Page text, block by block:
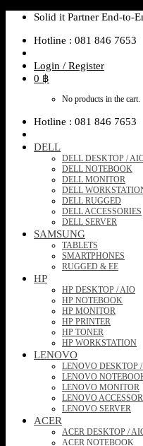
Skip
content
Solid it Partner End-to-
Hotline : 081 846 7653
Login / Register
0 ฿
No products in the cart.
Hotline : 081 846 7653
DELL
DELL DESKTOP /
DELL NOTEBOOK
DELL MONITOR
DELL
DELL RUGGED
DELL ACCESSORIES
DELL SERVER
SAMSUNG
TABLETS
SMARTPHONES
RUGGED & EE
HP
HP DESKTOP / AIO
HP NOTEBOOK
HP MONITOR
HP PRINTER
HP TONER
HP WORKSTATION
LENOVO
LENOVO DESKTOP
LENOVO
LENOVO MONITOR
LENOVO
LENOVO SERVER
ACER
ACER DESKTOP /
ACER NOTEBOOK